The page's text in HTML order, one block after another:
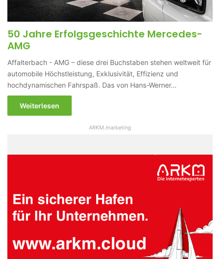
50 Jahre Erfolgsgeschichte Mercedes-
AMG
Affalterbach - AMG – diese drei Buchstaben stehen weltweit für
automobile Höchstleistung, Exklusivität, Effizienz und
hochdynamischen Fahrspaß. Das von Hans-Werner…
Weiterlesen
ARKM.marketing